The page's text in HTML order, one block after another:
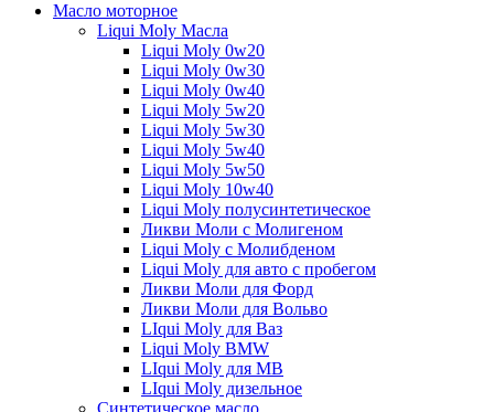
Масло моторное
Liqui Moly Масла
Liqui Moly 0w20
Liqui Moly 0w30
Liqui Moly 0w40
Liqui Moly 5w20
Liqui Moly 5w30
Liqui Moly 5w40
Liqui Moly 5w50
Liqui Moly 10w40
Liqui Moly полусинтетическое
Ликви Моли с Молигеном
Liqui Moly с Молибденом
Liqui Moly для авто с пробегом
Ликви Моли для Форд
Ликви Моли для Вольво
LIqui Moly для Ваз
Liqui Moly BMW
LIqui Moly для MB
LIqui Moly дизельное
Синтетическое масло